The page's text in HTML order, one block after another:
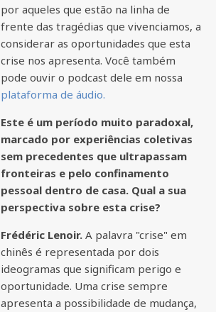
por aqueles que estão na linha de
frente das tragédias que vivenciamos, a
considerar as oportunidades que esta
crise nos apresenta. Você também
pode ouvir o podcast dele em nossa
plataforma de áudio.
Este é um período muito paradoxal,
marcado por experiências coletivas
sem precedentes que ultrapassam
fronteiras e pelo confinamento
pessoal dentro de casa. Qual a sua
perspectiva sobre esta crise?
Frédéric Lenoir.A palavra "crise" em
chinês é representada por dois
ideogramas que significam perigo e
oportunidade. Uma crise sempre
apresenta a possibilidade de mudança,